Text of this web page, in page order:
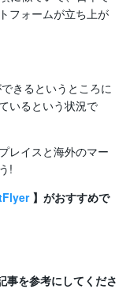
フォームが立ち上が
きるというところに
いるという状況で
レイスと海外のマー
!
】がおすすめで
事を参考にしてくださ